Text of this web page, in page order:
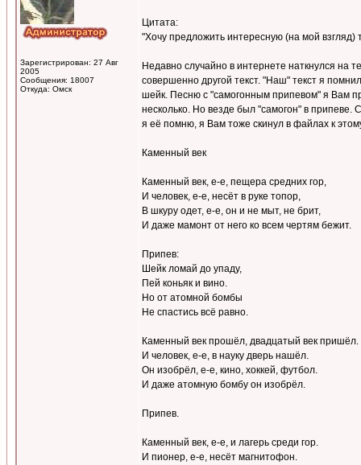
Зарегистрирован: 27 Авг
2005
Сообщения: 18007
Откуда: Омск
Цитата:
"Хочу предложить интересную (на мой
Недавно случайно в интернете наткнулся на
совершенно другой текст. "Наш" текст я
шейк. Песню с "самогонным припевом" я Вам
несколько. Но везде был "самогон" в припеве.
я её помню, я Вам тоже скинул в файлах к
Каменный век
Каменный век, е-е, пещера средних гор,
И человек, е-е, несёт в руке топор,
В шкуру одет, е-е, он и не мыт, не брит,
И даже мамонт от него ко всем чертям бежит.
Припев:
Шейк ломай до упаду,
Пей коньяк и вино.
Но от атомной бомбы
Не спастись всё равно.
Каменный век прошёл, двадцатый век пришёл.
И человек, е-е, в науку дверь нашёл.
Он изобрёл, е-е, кино, хоккей, футбол.
И даже атомную бомбу он изобрёл.
Припев.
Каменный век, е-е, и лагерь среди гор.
И пионер, е-е, несёт магнитофон.